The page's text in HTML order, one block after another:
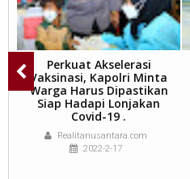
Perkuat Akselerasi
Vaksinasi, Kapolri Minta
Warga Harus Dipastikan
Siap Hadapi Lonjakan
Covid-19 .
Realitanusantara.com
2022-2-17